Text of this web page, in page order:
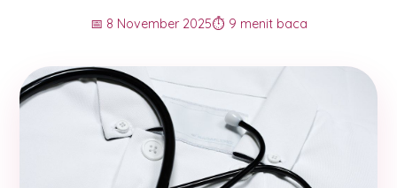
📅 8 November 2025⏱️ 9 menit baca